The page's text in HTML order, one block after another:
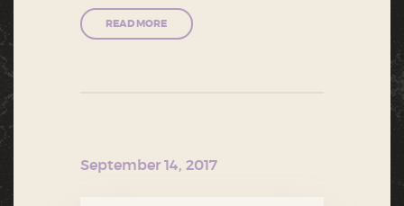
READ MORE
September 14, 2017